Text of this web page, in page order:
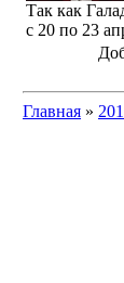
Так как
с 20 по 23
Главная »